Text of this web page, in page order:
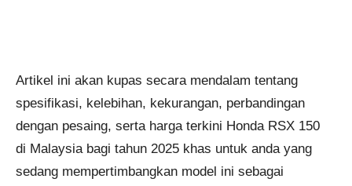
Artikel ini akan kupas secara mendalam tentang
spesifikasi, kelebihan, kekurangan, perbandingan
dengan pesaing, serta harga terkini Honda RSX 150
di Malaysia bagi tahun 2025 khas untuk anda yang
sedang mempertimbangkan model ini sebagai